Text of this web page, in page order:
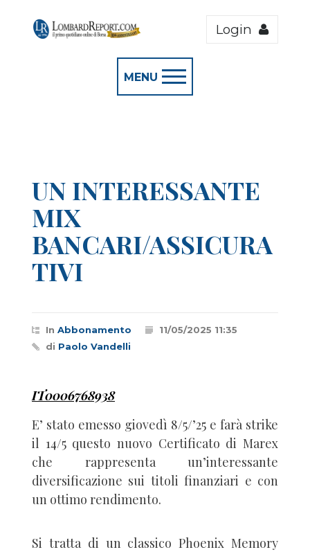
Login
MENU
UN INTERESSANTE
MIX
BANCARI/ASSICURA
TIVI
In Abbonamento
11/05/2025 11:35
di Paolo Vandelli
IT0006768938
E’ stato emesso giovedì 8/5/’25 e farà strike
il 14/5 questo nuovo Certificato di Marex
che rappresenta un’interessante
diversificazione sui titoli finanziari e con
un ottimo rendimento.
Si tratta di un classico Phoenix Memory